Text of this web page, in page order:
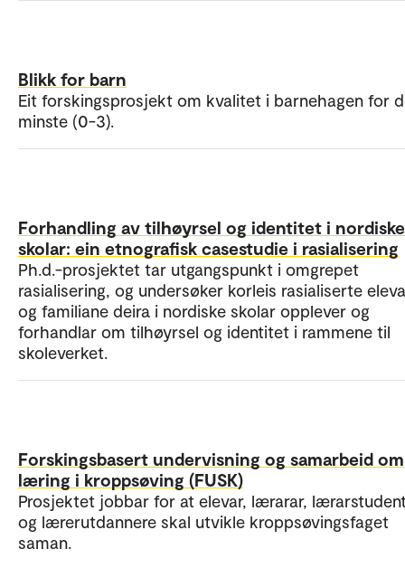
Blikk for barn
Eit forskingsprosjekt om kvalitet i barnehagen for
minste (0-3).
Forhandling av tilhøyrsel og identitet i nordiske
skolar: ein etnografisk casestudie i rasialisering
Ph.d.-prosjektet tar utgangspunkt i omgrepet
rasialisering, og undersøker korleis rasialiserte
og familiane deira i nordiske skolar opplever og
forhandlar om tilhøyrsel og identitet i rammene til
skoleverket.
Forskingsbasert undervisning og samarbeid om
læring i kroppsøving (FUSK)
Prosjektet jobbar for at elevar, lærarar,
og lærerutdannere skal utvikle kroppsøvingsfaget
saman.